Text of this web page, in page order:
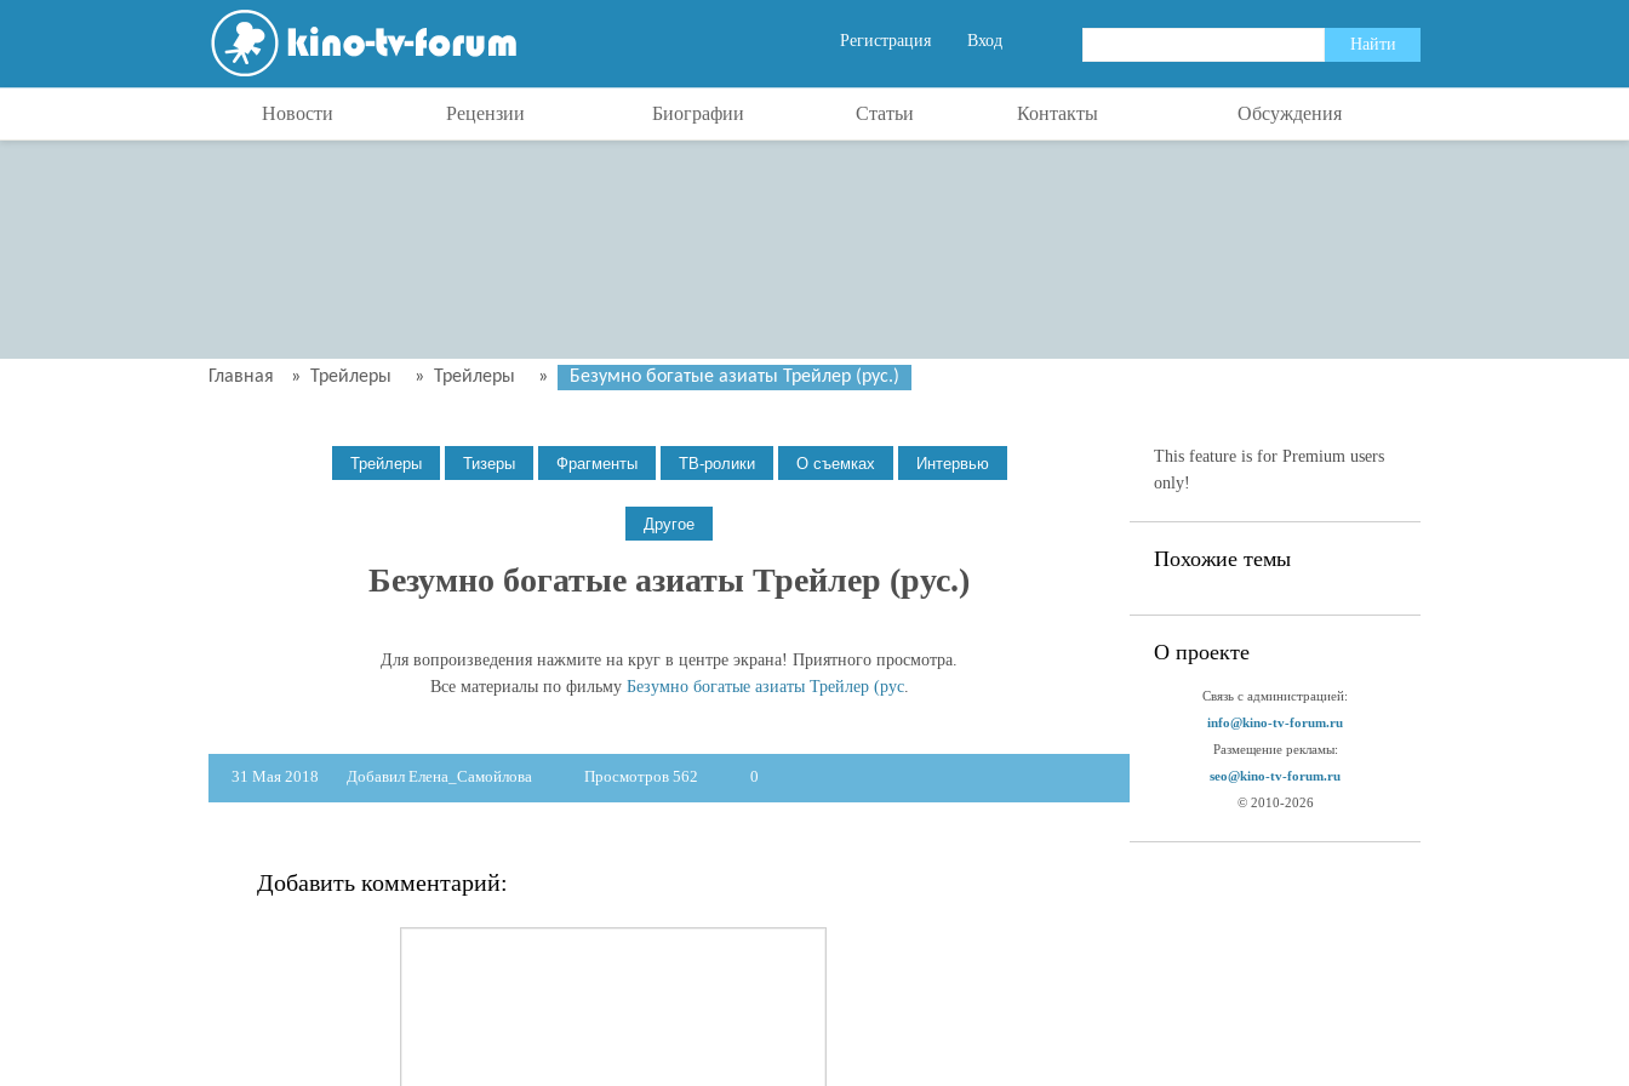
Вход
Регистрация
Новости Рецензии Биографии Статьи Контакты Обсуждения
Главная » Трейлеры » Трейлеры » Безумно богатые азиаты Трейлер (рус.)
Безумно богатые азиаты Трейлер (рус.)
Для вопроизведения нажмите на круг в центре экрана! Приятного просмотра.
Все материалы по фильму Безумно богатые азиаты Трейлер (рус.
31 Мая 2018 Добавил Елена_Самойлова Просмотров 562 0
Добавить комментарий:
This feature is for Premium users
only!
Похожие темы
О проекте
Связь с администрацией:
info@kino-tv-forum.ru
Размещение рекламы:
seo@kino-tv-forum.ru
© 2010-2026